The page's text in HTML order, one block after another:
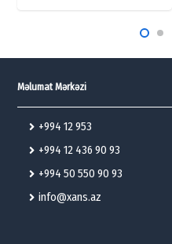
Məlumat Mərkəzi
+994 12 953
+994 12 436 90 93
+994 50 550 90 93
info@xans.az